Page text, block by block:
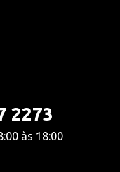
2273
às 18:00